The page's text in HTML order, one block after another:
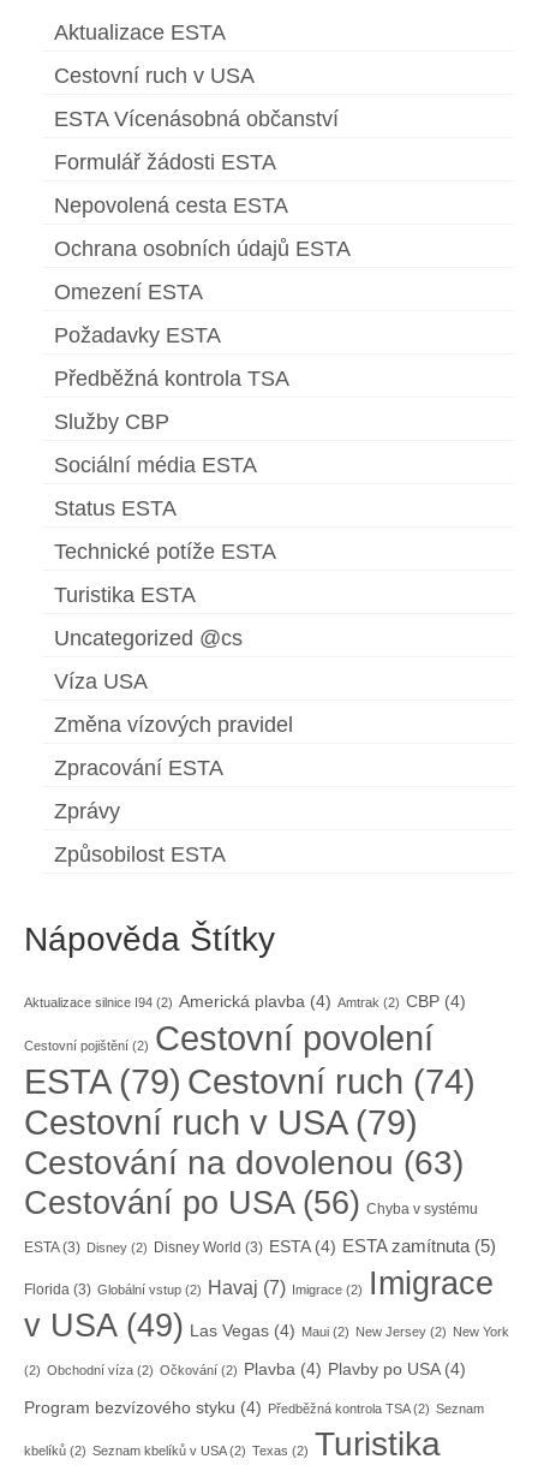
Aktualizace ESTA
Cestovní ruch v USA
ESTA Vícenásobná občanství
Formulář žádosti ESTA
Nepovolená cesta ESTA
Ochrana osobních údajů ESTA
Omezení ESTA
Požadavky ESTA
Předběžná kontrola TSA
Služby CBP
Sociální média ESTA
Status ESTA
Technické potíže ESTA
Turistika ESTA
Uncategorized @cs
Víza USA
Změna vízových pravidel
Zpracování ESTA
Zprávy
Způsobilost ESTA
Nápověda Štítky
Aktualizace silnice I94 (2) Americká plavba (4) Amtrak (2) CBP (4)
Cestovní pojištění (2) Cestovní povolení
ESTA(79) Cestovní ruch (74)
Cestovní ruch v USA(79)
Cestování na dovolenou (63)
Cestování po USA(56) Chyba v systému
ESTA(3) Disney (2) Disney World (3) ESTA(4) ESTA zamítnuta(5)
Florida (3) Globální vstup (2) Havaj (7) Imigrace (2)
Imigrace
v USA(49) Las Vegas (4) Maui (2) New Jersey (2) New York
(2) Obchodní víza (2) Očkování (2) Plavba (4) Plavby po USA(4)
Program bezvízového styku (4) Předběžná kontrola TSA(2) Seznam
kbelíků (2) Seznam kbelíků v USA(2) Texas (2) Turistika